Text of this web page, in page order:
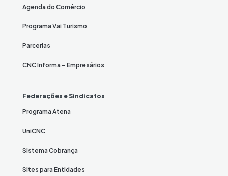
Agenda do Comércio
Programa Vai Turismo
Parcerias
CNC Informa – Empresários
Federações e Sindicatos
Programa Atena
UniCNC
Sistema Cobrança
Sites para Entidades